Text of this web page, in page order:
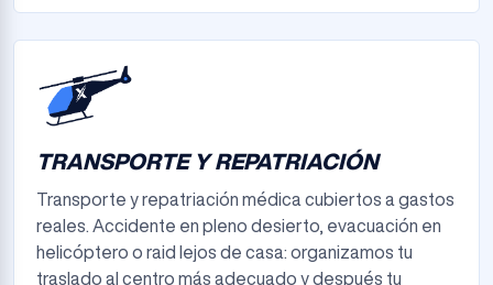
TRANSPORTE Y REPATRIACIÓN
Transporte y repatriación médica cubiertos a gastos
reales. Accidente en pleno desierto, evacuación en
helicóptero o raid lejos de casa: organizamos tu
traslado al centro más adecuado y después tu